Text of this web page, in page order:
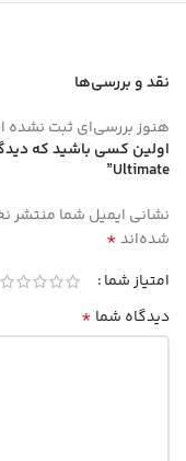
نقد و بررسی‌ها
هنوز بررسی‌ای ثبت نشده
Ultimate”
نشانی ایمیل شما منتشر
شده‌اند*
امتیاز شما
دیدگاه شما *